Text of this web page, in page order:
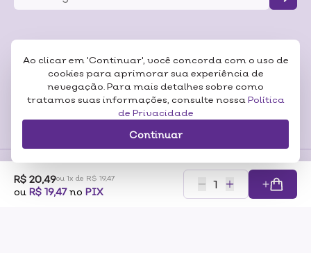
Ao clicar em 'Continuar', você concorda com o uso de
cookies para aprimorar sua experiência de
nevegação. Para mais detalhes sobre como
tratamos suas informações, consulte nossa Política
de Privacidade
Continuar
R$ 20,49ou 1x de R$ 19,47
ou R$ 19,47no PIX
Certificados